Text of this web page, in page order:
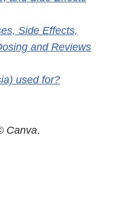
Side Effects,
and Reviews
used for?
Canva.